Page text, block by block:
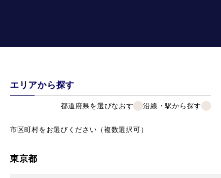
エリアから探す
都道府県を選びなおす 沿線・駅から探す
市区町村をお選びください（複数選択可）
東京都